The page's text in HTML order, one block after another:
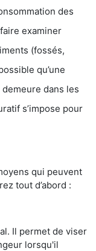
des
examiner
(fossés,
qu’une
dans les
s’impose pour
qui peuvent
tout d’abord :
Il permet de viser
lorsqu'il